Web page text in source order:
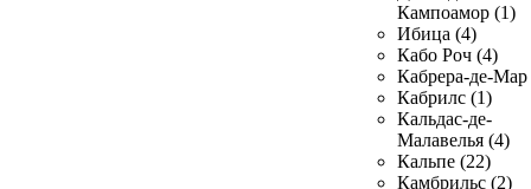
Кампоамор (1)
Ибица (4)
Кабо Роч (4)
Кабрера-де-Мар
Кабрилс (1)
Кальдас-де-
Малавелья (4)
Кальпе (22)
Камбрильс (2)